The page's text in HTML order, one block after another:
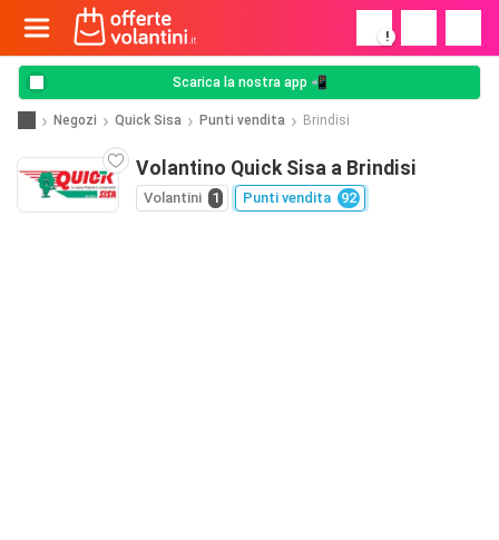
!
Scarica la nostra app 📲
Negozi Quick Sisa Punti vendita Brindisi
Volantino Quick Sisa a Brindisi
Volantini 1 Punti vendita 92